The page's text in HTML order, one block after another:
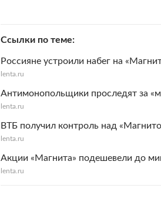
Ссылки по теме
Россияне устроили набег на
lenta.ru
Антимонопольщики проследят за
lenta.ru
ВТБ получил контроль над
lenta.ru
Акции «Магнита» подешевели до
lenta.ru